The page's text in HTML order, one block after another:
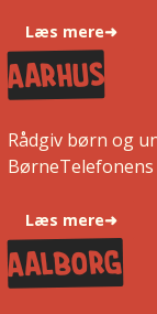
Læs mere➜
aarhus
Rådgiv børn og
Læs mere➜
aalborg